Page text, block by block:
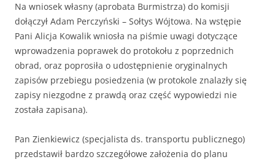
Na wniosek własny (aprobata Burmistrza) do komisji
dołączył Adam Perczyński – Sołtys Wójtowa. Na wstępie
Pani Alicja Kowalik wniosła na piśmie uwagi dotyczące
wprowadzenia poprawek do protokołu z poprzednich
obrad, oraz poprosiła o udostępnienie oryginalnych
zapisów przebiegu posiedzenia (w protokole znalazły się
zapisy niezgodne z prawdą oraz część wypowiedzi nie
została zapisana).
Pan Zienkiewicz (specjalista ds. transportu publicznego)
przedstawił bardzo szczegółowe założenia do planu